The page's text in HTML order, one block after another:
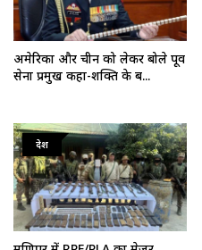
अमेरिका और चीन को लेकर बोले पूर्व
सेना प्रमुख कहा-शक्ति के ब...
देश